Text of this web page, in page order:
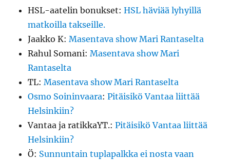
HSL-aatelin bonukset:HSL häviää lyhyillä
matkoilla takseille.
Jaakko K:Masentava show Mari Rantaselta
Rahul Somani:Masentava show Mari
Rantaselta
TL:Masentava show Mari Rantaselta
Osmo Soininvaara:Pitäisikö Vantaa liittää
Helsinkiin?
Vantaa ja ratikkaYT.:Pitäisikö Vantaa liittää
Helsinkiin?
Ö: Sunnuntain tuplapalkka ei nosta vaan